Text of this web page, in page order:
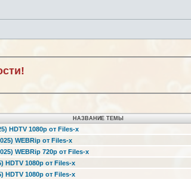
НАЗВАНИЕ ТЕМЫ
HDTV 1080р от Files-x
WEBRip от Files-x
WEBRip 720p от Files-x
HDTV 1080р от Files-x
HDTV 1080р от Files-x